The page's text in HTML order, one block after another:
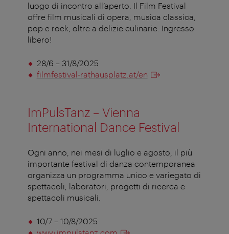
luogo di incontro all’aperto. Il Film Festival
offre film musicali di opera, musica classica,
pop e rock, oltre a delizie culinarie. Ingresso
libero!
28/6 – 31/8/2025
filmfestival-rathausplatz.at/en
ImPulsTanz – Vienna
International Dance Festival
Ogni anno, nei mesi di luglio e agosto, il più
importante festival di danza contemporanea
organizza un programma unico e variegato di
spettacoli, laboratori, progetti di ricerca e
spettacoli musicali.
10/7 – 10/8/2025